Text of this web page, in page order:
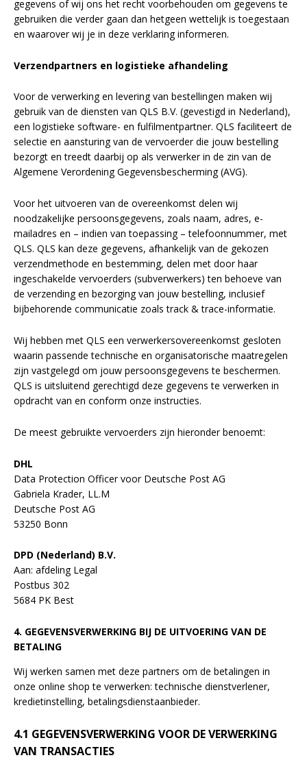
gegevens of wij ons het recht voorbehouden om gegevens te
gebruiken die verder gaan dan hetgeen wettelijk is toegestaan
en waarover wij je in deze verklaring informeren.
Verzendpartners en logistieke afhandeling
Voor de verwerking en levering van bestellingen maken wij
gebruik van de diensten van QLS B.V. (gevestigd in Nederland),
een logistieke software- en fulfilmentpartner. QLS faciliteert de
selectie en aansturing van de vervoerder die jouw bestelling
bezorgt en treedt daarbij op als verwerker in de zin van de
Algemene Verordening Gegevensbescherming (AVG).
Voor het uitvoeren van de overeenkomst delen wij
noodzakelijke persoonsgegevens, zoals naam, adres, e-
mailadres en – indien van toepassing – telefoonnummer, met
QLS. QLS kan deze gegevens, afhankelijk van de gekozen
verzendmethode en bestemming, delen met door haar
ingeschakelde vervoerders (subverwerkers) ten behoeve van
de verzending en bezorging van jouw bestelling, inclusief
bijbehorende communicatie zoals track & trace-informatie.
Wij hebben met QLS een verwerkersovereenkomst gesloten
waarin passende technische en organisatorische maatregelen
zijn vastgelegd om jouw persoonsgegevens te beschermen.
QLS is uitsluitend gerechtigd deze gegevens te verwerken in
opdracht van en conform onze instructies.
De meest gebruikte vervoerders zijn hieronder benoemt:
DHL
Data Protection Officer voor Deutsche Post AG
Gabriela Krader, LL.M
Deutsche Post AG
53250 Bonn
DPD (Nederland) B.V.
Aan: afdeling Legal
Postbus 302
5684 PK Best
4. GEGEVENSVERWERKING BIJ DE UITVOERING VAN DE
BETALING
Wij werken samen met deze partners om de betalingen in
onze online shop te verwerken: technische dienstverlener,
kredietinstelling, betalingsdienstaanbieder.
4.1 GEGEVENSVERWERKING VOOR DE VERWERKING
VAN TRANSACTIES